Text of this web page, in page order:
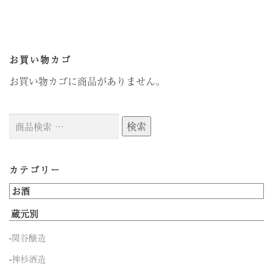
お買い物カゴ
お買い物カゴに商品がありません。
検
象:
検索
カテゴリー
お酒
蔵元別
-関谷醸造
-神杉酒造